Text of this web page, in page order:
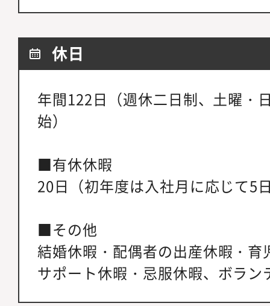
休日
年間122日（週休二日制、土曜・
始）
■有休休暇
20日（初年度は入社月に応じて5
■その他
結婚休暇・配偶者の出産休暇・
サポート休暇・忌服休暇、ボラン